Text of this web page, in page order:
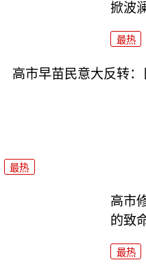
掀波
最热
高市早苗民意大反转
最热
高市
的致
最热